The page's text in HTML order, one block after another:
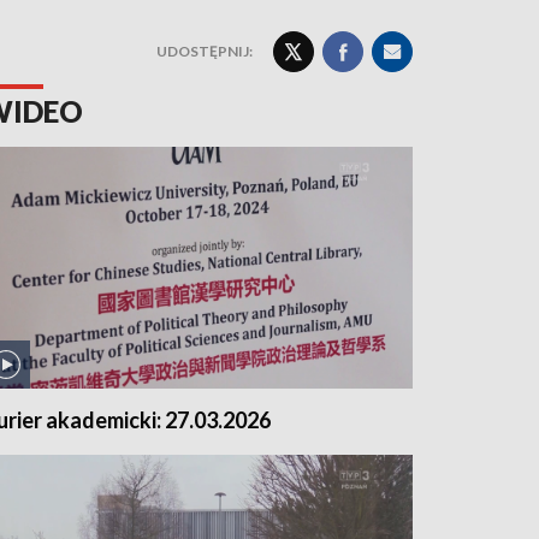
UDOSTĘPNIJ:
akademicki: 27.03.2026